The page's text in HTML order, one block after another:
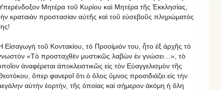
Μητέρα τοῦ Κυρίου καὶ Μητέρα τῆς Ἐκκλησίας,
κραταιὰν προστασίαν αὐτῆς καὶ τοῦ εὐσεβοῦς πληρώματός
Εἰσαγωγὴ τοῦ Κοντακίου, τὸ Προοίμιόν του, ἦτο ἐξ ἀρχῆς τὸ
«Τὸ προσταχθὲν μυστικῶς λαβὼν ἐν γνώσει…», τὸ
ἀναφέρεται ἀποκλειστικῶς εἰς τὸν Εὐαγγελισμὸν τῆς
ὅπερ φανεροῖ ὅτι ὁ ὅλος ὕμνος προσιδιάζει εἰς τὴν
αὐτὴν ἑορτήν, τῆς ὁποίας καὶ σήμερον ἀκόμη ἡ ὅλη